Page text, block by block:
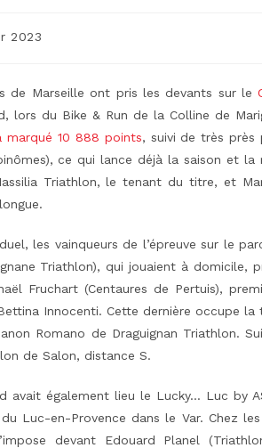
2023
de Marseille ont pris les devants sur le
lors du Bike & Run de la Colline de
marqué 10 888 points, suivi de très près
ce qui lance déjà la saison et la
Triathlon, le tenant du titre, et
les vainqueurs de l’épreuve sur le
Triathlon), qui jouaient à domicile,
Fruchart (Centaures de Pertuis),
Innocenti. Cette dernière occupe
Romano de Draguignan Triathlon.
de Salon, distance S.
avait également lieu le Lucky… Luc by
Luc-en-Provence dans le Var. Chez
devant Edouard Planel